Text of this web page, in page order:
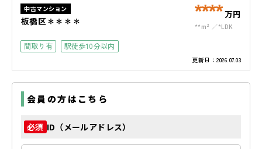
中古マンション
板橋区＊＊＊＊ ****万円
**m² *LDK
間取り有 駅徒歩10分以内
更新日： 2026.07.03
会員の方はこちら
必須 ID（メールアドレス）